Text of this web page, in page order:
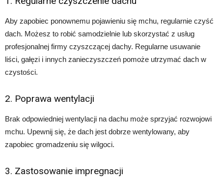
Aby zapobiec ponownemu pojawieniu się mchu, regularnie czyść
dach. Możesz to robić samodzielnie lub skorzystać z usług
profesjonalnej firmy czyszczącej dachy. Regularne usuwanie
liści, gałęzi i innych zanieczyszczeń pomoże utrzymać dach w
czystości.
2. Poprawa wentylacji
Brak odpowiedniej wentylacji na dachu może sprzyjać rozwojowi
mchu. Upewnij się, że dach jest dobrze wentylowany, aby
zapobiec gromadzeniu się wilgoci.
3. Zastosowanie impregnacji